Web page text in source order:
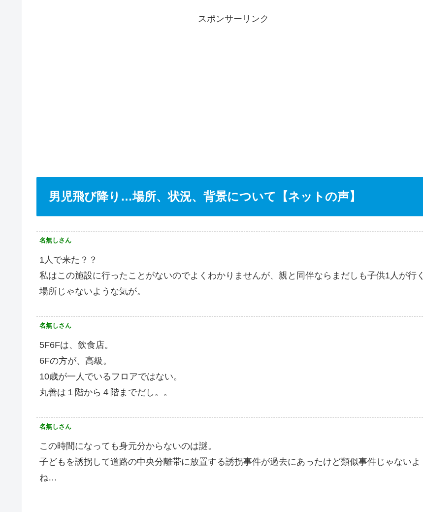
スポンサーリンク
男児飛び降り…場所、状況、背景について【ネットの声】
名無しさん
1人で来た？？
私はこの施設に行ったことがないのでよくわかりませんが、親と同伴ならまだしも子供1人が行く
場所じゃないような気が。
名無しさん
5F6Fは、飲食店。
6Fの方が、高級。
10歳が一人でいるフロアではない。
丸善は１階から４階までだし。。
名無しさん
この時間になっても身元分からないのは謎。
子どもを誘拐して道路の中央分離帯に放置する誘拐事件が過去にあったけど類似事件じゃないよ
ね…